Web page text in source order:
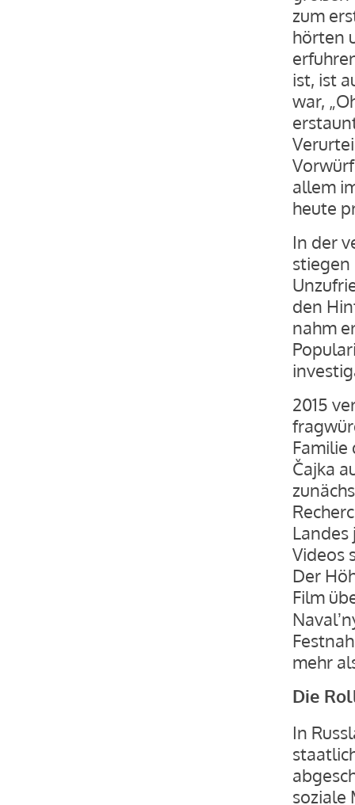
zum
hörten
ist, ist
war,
allem
heute
In der
stiegen
den
nahm
2015
Familie
Čajka
Videos
Der
Film
mehr
Die
In
soziale